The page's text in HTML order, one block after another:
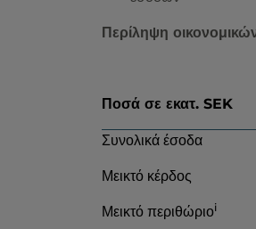
Περίληψη
Ποσά σε εκατ. SEK
Συνολικά έσοδα
Μεικτό κέρδος
Μεικτό περιθώριοi